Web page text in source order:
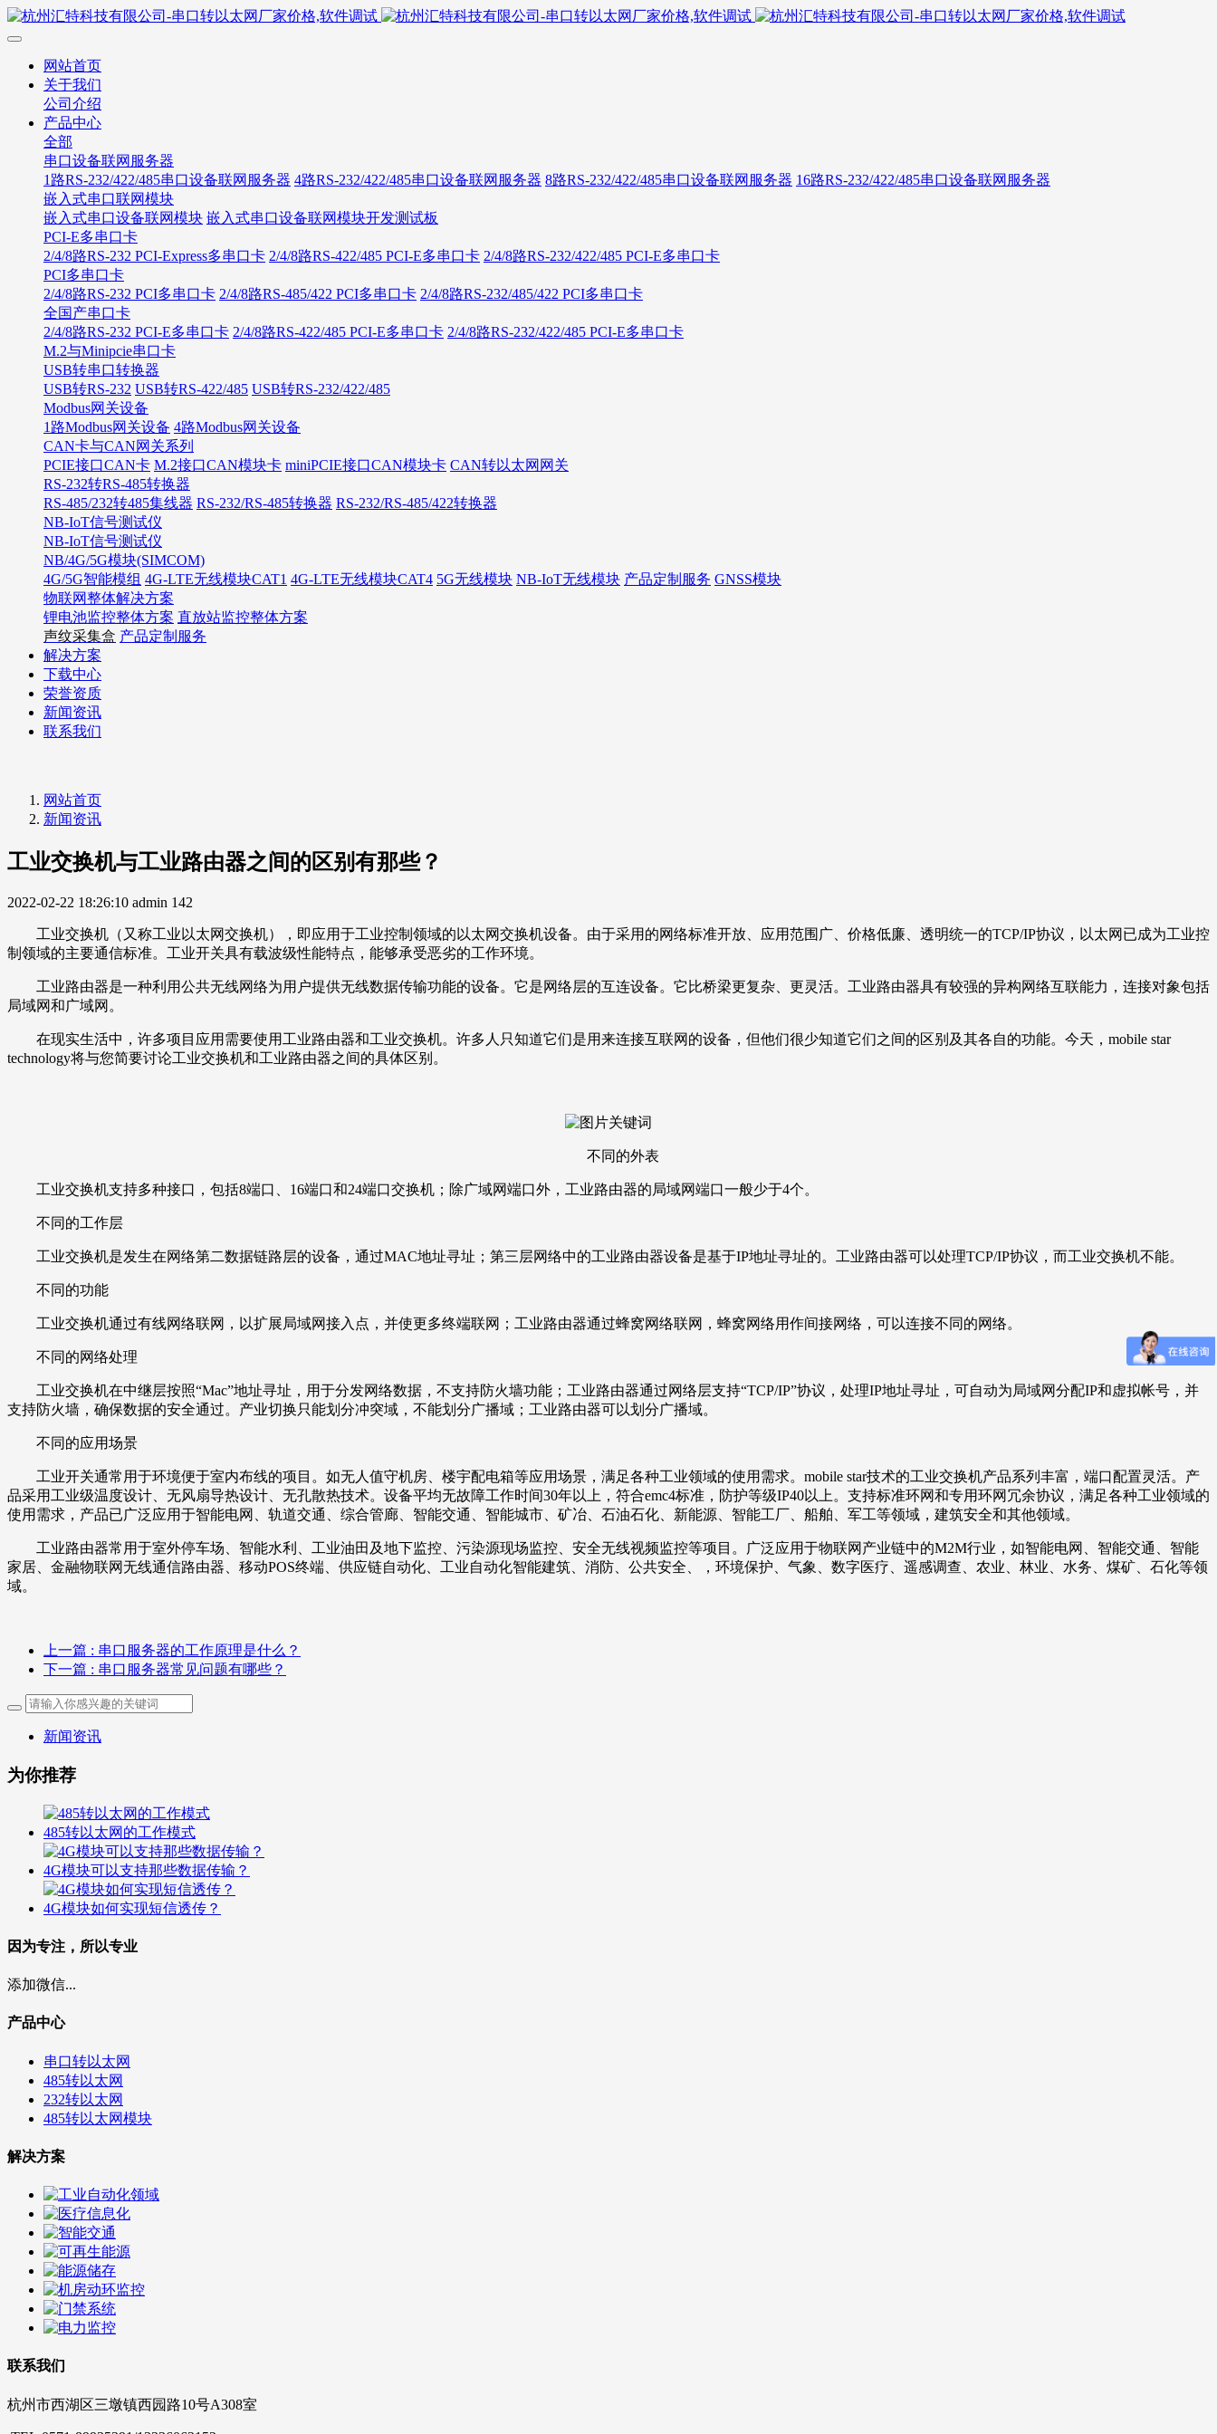
网站首页
关于我们
公司介绍
产品中心
全部
串口设备联网服务器
1路RS-232/422/485串口设备联网服务器 4路RS-232/422/485串口设备联网服务器 8路RS-232/422/485串口设备联网服务器 16路RS-232/422/485串口设备联网服务器
嵌入式串口联网模块
嵌入式串口设备联网模块 嵌入式串口设备联网模块开发测试板
PCI-E多串口卡
2/4/8路RS-232 PCI-Express多串口卡 2/4/8路RS-422/485 PCI-E多串口卡 2/4/8路RS-232/422/485 PCI-E多串口卡
PCI多串口卡
2/4/8路RS-232 PCI多串口卡 2/4/8路RS-485/422 PCI多串口卡 2/4/8路RS-232/485/422 PCI多串口卡
全国产串口卡
2/4/8路RS-232 PCI-E多串口卡 2/4/8路RS-422/485 PCI-E多串口卡 2/4/8路RS-232/422/485 PCI-E多串口卡
M.2与Minipcie串口卡
USB转串口转换器
USB转RS-232 USB转RS-422/485 USB转RS-232/422/485
Modbus网关设备
1路Modbus网关设备 4路Modbus网关设备
CAN卡与CAN网关系列
PCIE接口CAN卡 M.2接口CAN模块卡 miniPCIE接口CAN模块卡 CAN转以太网网关
RS-232转RS-485转换器
RS-485/232转485集线器 RS-232/RS-485转换器 RS-232/RS-485/422转换器
NB-IoT信号测试仪
NB-IoT信号测试仪
NB/4G/5G模块(SIMCOM)
4G/5G智能模组 4G-LTE无线模块CAT1 4G-LTE无线模块CAT4 5G无线模块 NB-IoT无线模块 产品定制服务 GNSS模块
物联网整体解决方案
锂电池监控整体方案 直放站监控整体方案
声纹采集盒 产品定制服务
解决方案
下载中心
荣誉资质
新闻资讯
联系我们
网站首页
新闻资讯
工业交换机与工业路由器之间的区别有那些？
2022-02-22 18:26:10 admin 142
工业交换机（又称工业以太网交换机），即应用于工业控制领域的以太网交换机设备。由于采用的网络标准开放、应用范围广、价格低廉、透明统一的TCP/IP协议，以太网已成为工业控
制领域的主要通信标准。工业开关具有载波级性能特点，能够承受恶劣的工作环境。
工业路由器是一种利用公共无线网络为用户提供无线数据传输功能的设备。它是网络层的互连设备。它比桥梁更复杂、更灵活。工业路由器具有较强的异构网络互联能力，连接对象包括
局域网和广域网。
在现实生活中，许多项目应用需要使用工业路由器和工业交换机。许多人只知道它们是用来连接互联网的设备，但他们很少知道它们之间的区别及其各自的功能。今天，mobile star
technology将与您简要讨论工业交换机和工业路由器之间的具体区别。
不同的外表
工业交换机支持多种接口，包括8端口、16端口和24端口交换机；除广域网端口外，工业路由器的局域网端口一般少于4个。
不同的工作层
工业交换机是发生在网络第二数据链路层的设备，通过MAC地址寻址；第三层网络中的工业路由器设备是基于IP地址寻址的。工业路由器可以处理TCP/IP协议，而工业交换机不能。
不同的功能
工业交换机通过有线网络联网，以扩展局域网接入点，并使更多终端联网；工业路由器通过蜂窝网络联网，蜂窝网络用作间接网络，可以连接不同的网络。
不同的网络处理
工业交换机在中继层按照“Mac”地址寻址，用于分发网络数据，不支持防火墙功能；工业路由器通过网络层支持“TCP/IP”协议，处理IP地址寻址，可自动为局域网分配IP和虚拟帐号，并
支持防火墙，确保数据的安全通过。产业切换只能划分冲突域，不能划分广播域；工业路由器可以划分广播域。
不同的应用场景
工业开关通常用于环境便于室内布线的项目。如无人值守机房、楼宇配电箱等应用场景，满足各种工业领域的使用需求。mobile star技术的工业交换机产品系列丰富，端口配置灵活。产
品采用工业级温度设计、无风扇导热设计、无孔散热技术。设备平均无故障工作时间30年以上，符合emc4标准，防护等级IP40以上。支持标准环网和专用环网冗余协议，满足各种工业领域的
使用需求，产品已广泛应用于智能电网、轨道交通、综合管廊、智能交通、智能城市、矿冶、石油石化、新能源、智能工厂、船舶、军工等领域，建筑安全和其他领域。
工业路由器常用于室外停车场、智能水利、工业油田及地下监控、污染源现场监控、安全无线视频监控等项目。广泛应用于物联网产业链中的M2M行业，如智能电网、智能交通、智能
家居、金融物联网无线通信路由器、移动POS终端、供应链自动化、工业自动化智能建筑、消防、公共安全、，环境保护、气象、数字医疗、遥感调查、农业、林业、水务、煤矿、石化等领
域。
上一篇 : 串口服务器的工作原理是什么？
下一篇 : 串口服务器常见问题有哪些？
新闻资讯
为你推荐
485转以太网的工作模式
4G模块可以支持那些数据传输？
4G模块如何实现短信透传？
因为专注，所以专业
添加微信...
产品中心
串口转以太网
485转以太网
232转以太网
485转以太网模块
解决方案
联系我们
杭州市西湖区三墩镇西园路10号A308室